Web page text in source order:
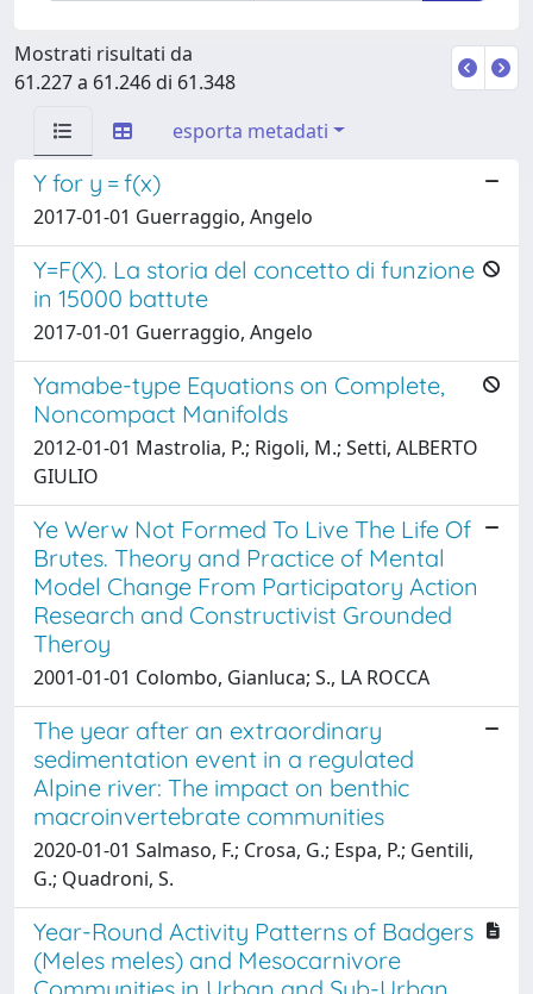
Mostrati risultati da
61.227 a 61.246 di 61.348
esporta metadati
Y for y = f(x)
2017-01-01 Guerraggio, Angelo
Y=F(X). La storia del concetto di funzione
in 15000 battute
2017-01-01 Guerraggio, Angelo
Yamabe-type Equations on Complete,
Noncompact Manifolds
2012-01-01 Mastrolia, P.; Rigoli, M.; Setti, ALBERTO
GIULIO
Ye Werw Not Formed To Live The Life Of
Brutes. Theory and Practice of Mental
Model Change From Participatory Action
Research and Constructivist Grounded
Theroy
2001-01-01 Colombo, Gianluca; S., LA ROCCA
The year after an extraordinary
sedimentation event in a regulated
Alpine river: The impact on benthic
macroinvertebrate communities
2020-01-01 Salmaso, F.; Crosa, G.; Espa, P.; Gentili,
G.; Quadroni, S.
Year-Round Activity Patterns of Badgers
(Meles meles) and Mesocarnivore